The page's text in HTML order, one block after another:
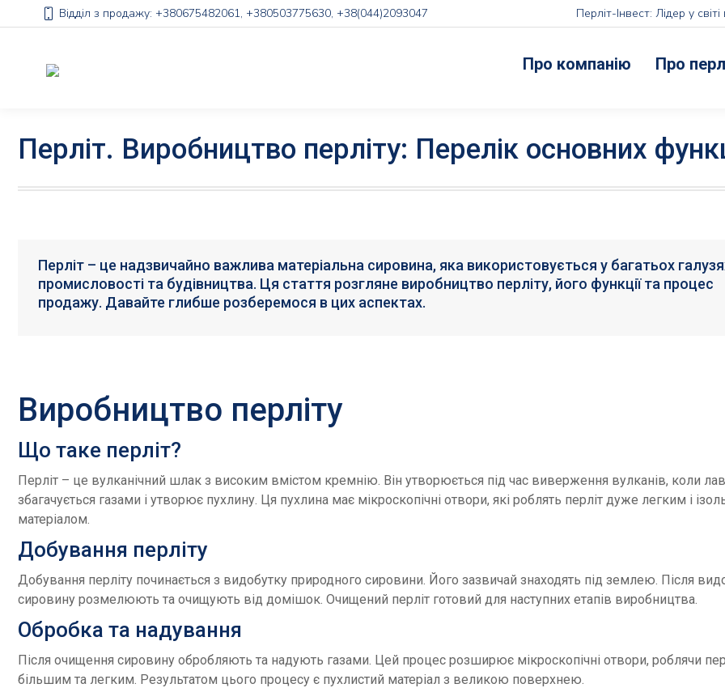
Відділ з продажу: +380675482061, +380503775630, +38(044)2093047 Перліт-Інвест: Лідер у
Про компанію Про
Перліт. Виробництво перліту: Перелік основних
Перліт – це надзвичайно важлива матеріальна сировина, яка використовується у багатьох
промисловості та будівництва. Ця стаття розгляне виробництво перліту, його функції та процес
продажу. Давайте глибше розберемося в цих аспектах.
Виробництво перліту
Що таке перліт?
Перліт – це вулканічний шлак з високим вмістом кремнію. Він утворюється під час виверження вулканів, коли
збагачується газами і утворює пухлину. Ця пухлина має мікроскопічні отвори, які роблять перліт дуже легким і
матеріалом.
Добування перліту
Добування перліту починається з видобутку природного сировини. Його зазвичай знаходять під землею. Після
сировину розмелюють та очищують від домішок. Очищений перліт готовий для наступних етапів виробництва.
Обробка та надування
Після очищення сировину обробляють та надують газами. Цей процес розширює мікроскопічні отвори, роблячи
більшим та легким. Результатом цього процесу є пухлистий матеріал з великою поверхнею.